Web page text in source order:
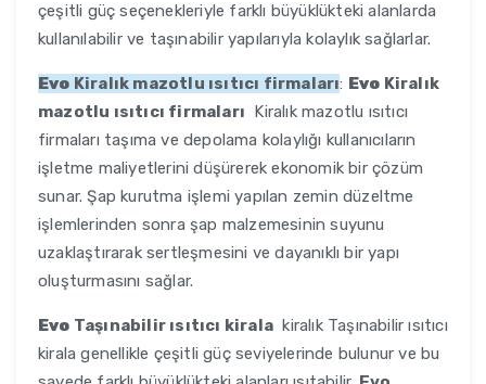
çeşitli güç seçenekleriyle farklı büyüklükteki alanlarda
kullanılabilir ve taşınabilir yapılarıyla kolaylık sağlarlar.
Evo Kiralık mazotlu ısıtıcı firmaları: Evo Kiralık
mazotlu ısıtıcı firmaları Kiralık mazotlu ısıtıcı
firmaları taşıma ve depolama kolaylığı kullanıcıların
işletme maliyetlerini düşürerek ekonomik bir çözüm
sunar. Şap kurutma işlemi yapılan zemin düzeltme
işlemlerinden sonra şap malzemesinin suyunu
uzaklaştırarak sertleşmesini ve dayanıklı bir yapı
oluşturmasını sağlar.
Evo Taşınabilir ısıtıcı kirala kiralık Taşınabilir ısıtıcı
kirala genellikle çeşitli güç seviyelerinde bulunur ve bu